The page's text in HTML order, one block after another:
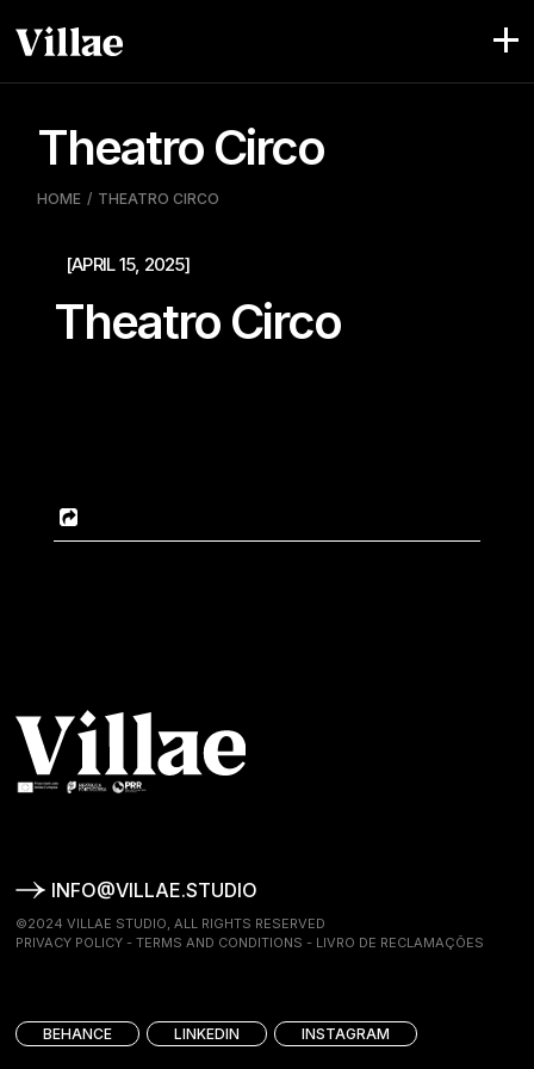
para
Theatro Circo
HOME THEATRO CIRCO
[APRIL 15, 2025]
Theatro Circo
INFO@VILLAE.STUDIO
©2024 VILLAE STUDIO, ALL RIGHTS RESERVED
PRIVACY POLICY -TERMS AND CONDITIONS - LIVRO DE RECLAMAÇÕES
BEHANCE LINKEDIN INSTAGRAM